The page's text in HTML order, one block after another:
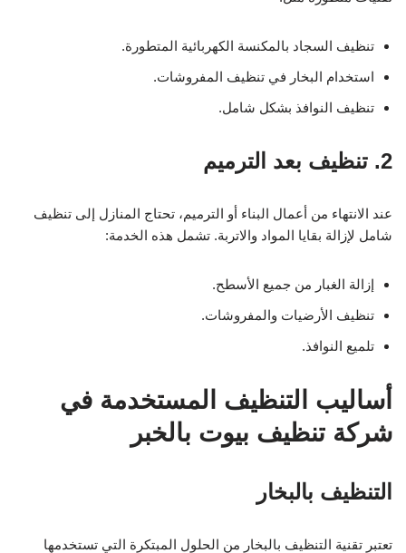
تنظيف السجاد بالمكنسة الكهربائية المتطورة.
استخدام البخار في تنظيف المفروشات.
تنظيف النوافذ بشكل شامل.
2. تنظيف بعد الترميم
عند الانتهاء من أعمال البناء أو الترميم، تحتاج المنازل إلى تنظيف
شامل لإزالة بقايا المواد والاتربة. تشمل هذه الخدمة:
إزالة الغبار من جميع الأسطح.
تنظيف الأرضيات والمفروشات.
تلميع النوافذ.
أساليب التنظيف المستخدمة في
شركة تنظيف بيوت بالخبر
التنظيف بالبخار
تعتبر تقنية التنظيف بالبخار من الحلول المبتكرة التي تستخدمها